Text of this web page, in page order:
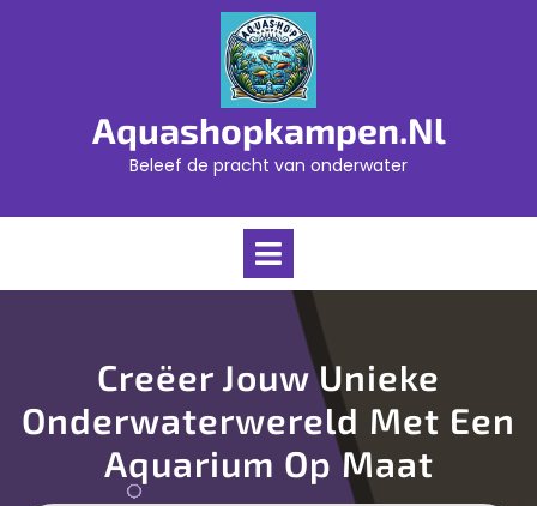
Aquashopkampen.nl
Beleef de pracht van onderwater
Open
Creëer Jouw Unieke
Onderwaterwereld Met Een
Aquarium Op Maat